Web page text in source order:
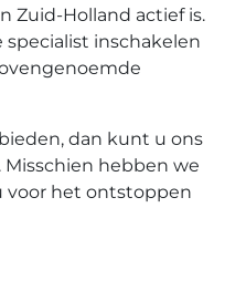
Zuid-Holland actief is.
inschakelen
dan kunt u ons
hebben we
voor het ontstoppen